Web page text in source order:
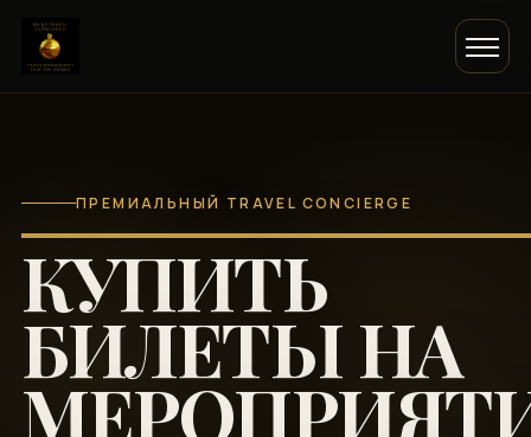
ПРЕМИАЛЬНЫЙ TRAVEL CONCIERGE
КУПИТЬ
БИЛЕТЫ НА